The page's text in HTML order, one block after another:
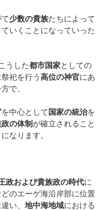
少数の貴族たちによって
ていくことになっていった
うした都市国家としての
祭祀を行う高位の神官にあ
で、
を中心として 国家の統治を
の体制 が確立されること
なります。
政および貴族政の時代に
のエーゲ海沿岸部に位置
い、地中海地域における